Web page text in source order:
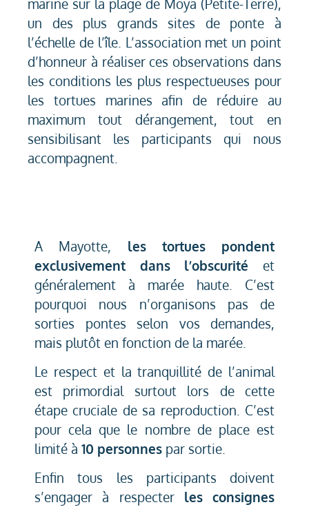
marine sur la plage de Moya (Petite-Terre),
un des plus grands sites de ponte à
l’échelle de l’île. L’association met un point
d’honneur à réaliser ces observations dans
les conditions les plus respectueuses pour
les tortues marines afin de réduire au
maximum tout dérangement, tout en
sensibilisant les participants qui nous
accompagnent.
A Mayotte, les tortues pondent
exclusivement dans l’obscurité et
généralement à marée haute. C’est
pourquoi nous n’organisons pas de
sorties pontes selon vos demandes,
mais plutôt en fonction de la marée.
Le respect et la tranquillité de l’animal
est primordial surtout lors de cette
étape cruciale de sa reproduction. C’est
pour cela que le nombre de place est
limité à 10 personnes par sortie.
Enfin tous les participants doivent
s’engager à respecter les consignes